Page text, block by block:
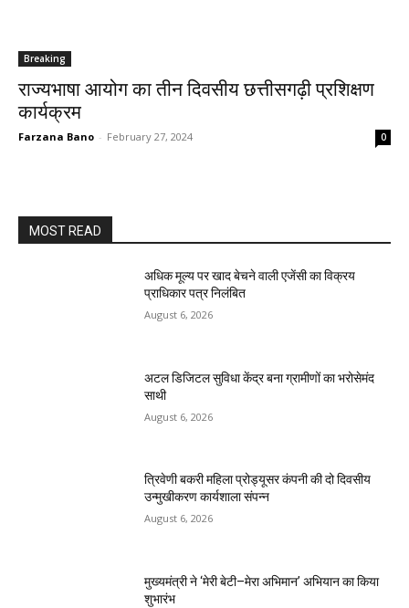
Breaking
राज्यभाषा आयोग का तीन दिवसीय छत्तीसगढ़ी प्रशिक्षण
कार्यक्रम
Farzana Bano - February 27, 2024 0
MOST READ
अधिक मूल्य पर खाद बेचने वाली एजेंसी का विक्रय
प्राधिकार पत्र निलंबित
August 6, 2026
अटल डिजिटल सुविधा केंद्र बना ग्रामीणों का भरोसेमंद
साथी
August 6, 2026
त्रिवेणी बकरी महिला प्रोड्यूसर कंपनी की दो दिवसीय
उन्मुखीकरण कार्यशाला संपन्न
August 6, 2026
मुख्यमंत्री ने ‘मेरी बेटी–मेरा अभिमान’ अभियान का किया
शुभारंभ